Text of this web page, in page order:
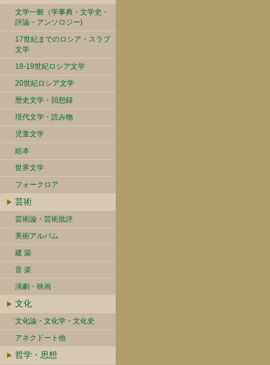
文学一般（学事典・文学史・
評論・アンソロジー)
17世紀までのロシア・スラブ
文学
18-19世紀ロシア文学
20世紀ロシア文学
歴史文学・回想録
現代文学・読み物
児童文学
絵本
世界文学
フォークロア
芸術
芸術論・芸術批評
美術アルバム
建 築
音 楽
演劇・映画
文化
文化論・文化学・文化史
アネクドート他
哲学・思想